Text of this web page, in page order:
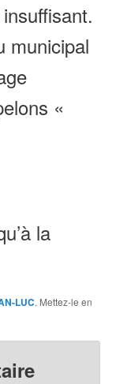
municipal
«
la
LUC. Mettez-le en